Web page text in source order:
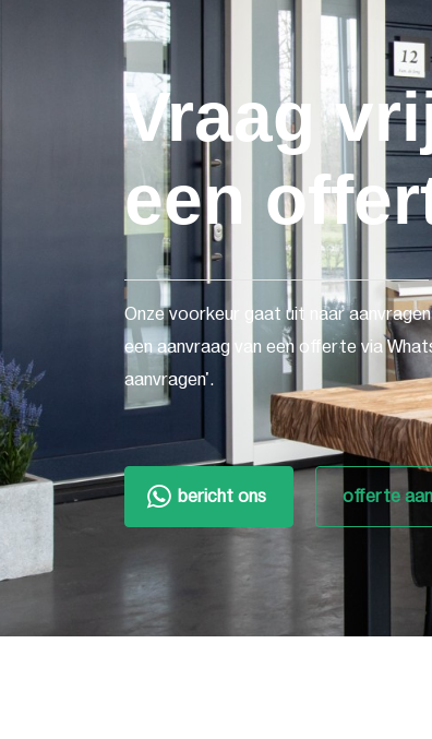
Vraag
een
Onze voorkeur gaat uit naar
een aanvraag van een offerte via
aanvragen'.
bericht ons offerte